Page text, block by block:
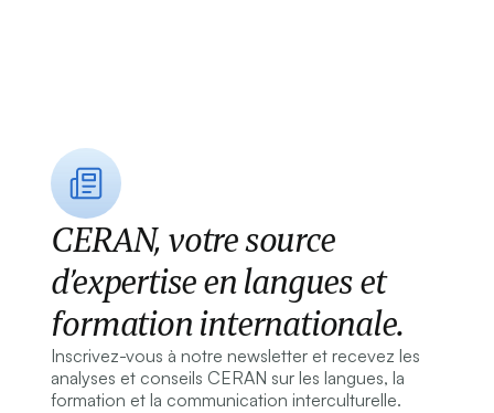
CERAN, votre source
d’expertise en langues et
formation internationale.
Inscrivez-vous à notre newsletter et recevez les
analyses et conseils CERAN sur les langues, la
formation et la communication interculturelle.